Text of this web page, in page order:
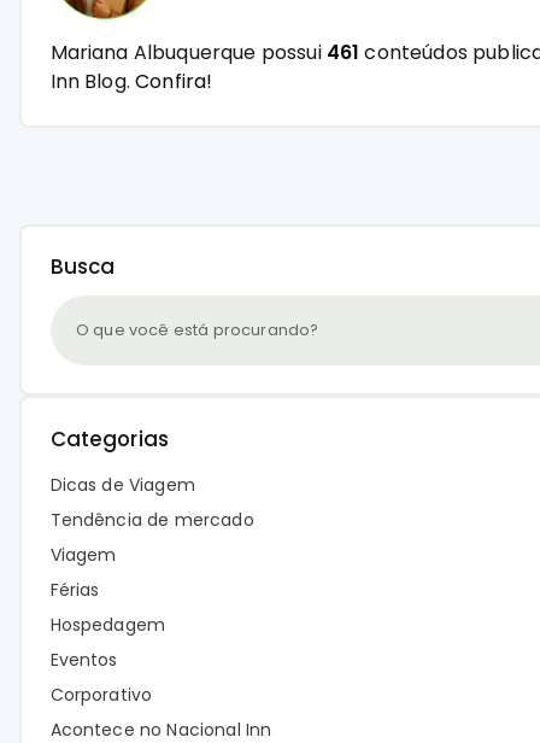
Mariana Albuquerque possui 461 conteúdos
Inn Blog.Confira!
Busca
Categorias
Dicas de Viagem
Tendência de mercado
Viagem
Férias
Hospedagem
Eventos
Corporativo
Acontece no Nacional Inn